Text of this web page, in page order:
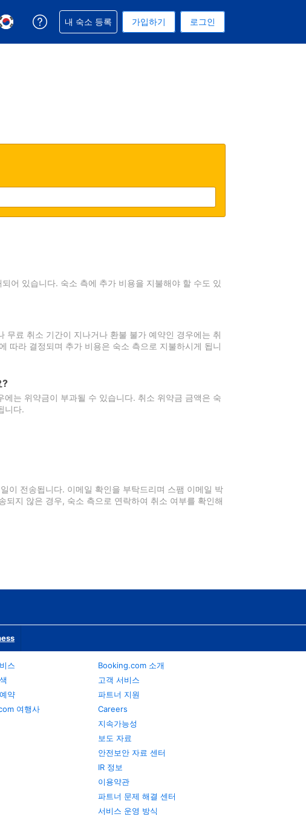
. 현재 선택된 통화는 미국 달러입니다
언어 선택. 현재 선택된 언어는 한국어입니다
예약과 관련해 도움을 받으실 수 있습니다
내 숙소 등록 가입하기 로그인
어 있습니다. 숙소 측에 추가 비용을 지불해야 할 수도 있
무료 취소 기간이 지나거나 환불 불가 예약인 경우에는 취
따라 결정되며 추가 비용은 숙소 측으로 지불하시게 됩니
?
는 위약금이 부과될 수 있습니다. 취소 위약금 금액은 숙
니다.
이 전송됩니다. 이메일 확인을 부탁드리며 스팸 이메일 박
지 않은 경우, 숙소 측으로 연락하여 취소 여부를 확인해
스
약
여행사
Booking.com 소개
고객 서비스
파트너 지원
Careers
지속가능성
보도 자료
안전보안 자료 센터
IR 정보
이용약관
파트너 문제 해결 센터
서비스 운영 방식